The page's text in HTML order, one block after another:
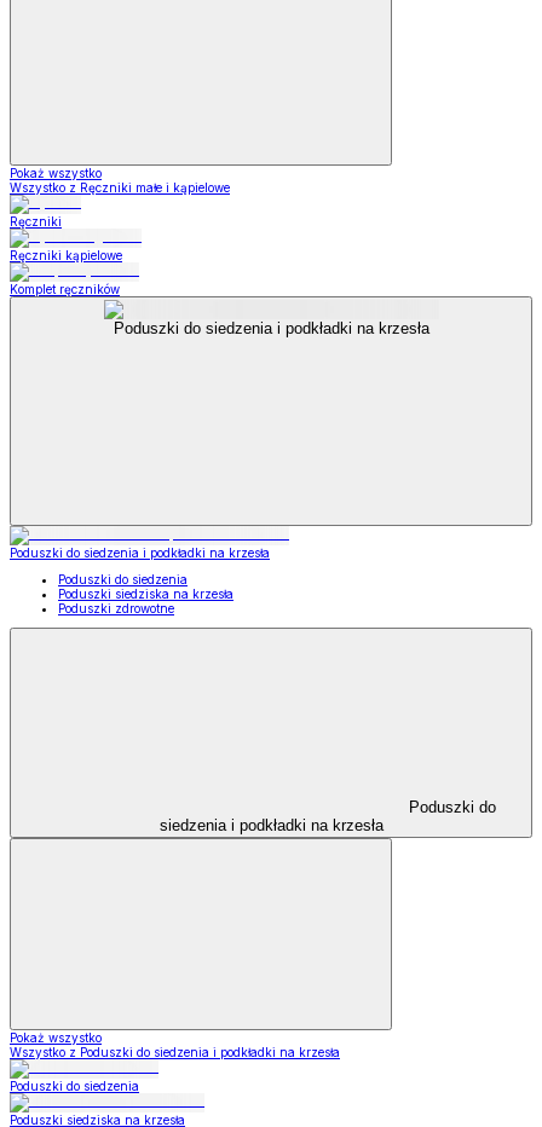
Pokaż wszystko
Wszystko z Ręczniki małe i kąpielowe
Ręczniki
Ręczniki kąpielowe
Komplet ręczników
Poduszki do siedzenia i podkładki na krzesła
Poduszki do siedzenia i podkładki na krzesła
Poduszki do siedzenia
Poduszki siedziska na krzesła
Poduszki zdrowotne
Poduszki do
siedzenia i podkładki na krzesła
Pokaż wszystko
Wszystko z Poduszki do siedzenia i podkładki na krzesła
Poduszki do siedzenia
Poduszki siedziska na krzesła